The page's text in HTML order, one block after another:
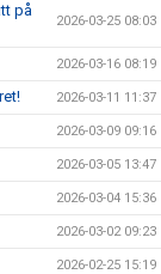
på
2026-03-25 08:03
2026-03-16 08:19
2026-03-11 11:37
2026-03-09 09:16
2026-03-05 13:47
2026-03-04 15:36
2026-03-02 09:23
2026-02-25 15:19